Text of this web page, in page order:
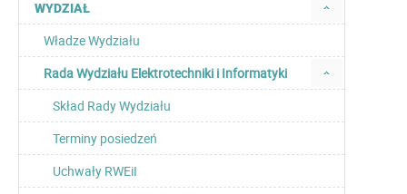
WYDZIAŁ
Władze Wydziału
Rada Wydziału Elektrotechniki i Informatyki
Skład Rady Wydziału
Terminy posiedzeń
Uchwały RWEiI